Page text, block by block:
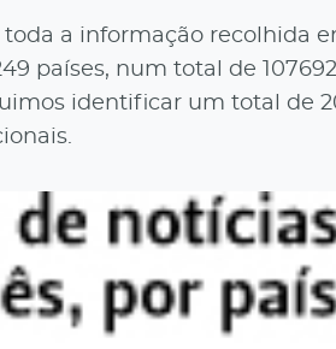
a informação recolhida
países, num total de
identificar um total de